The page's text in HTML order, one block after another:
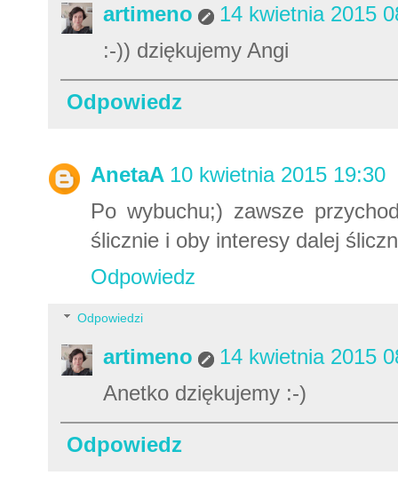
artimeno
14 kwietnia 2015
:-)) dziękujemy Angi
Odpowiedz
AnetaA 10 kwietnia 2015 19:30
Po wybuchu;) zawsze
ślicznie i oby interesy dalej
Odpowiedz
Odpowiedzi
artimeno
14 kwietnia 2015
Anetko dziękujemy :-)
Odpowiedz